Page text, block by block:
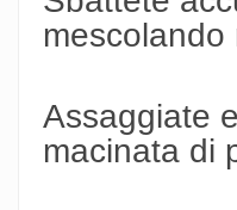
Assaggiate
macinata di